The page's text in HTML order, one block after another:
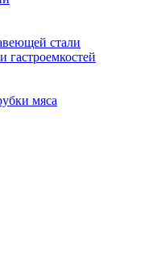
стали
мяса